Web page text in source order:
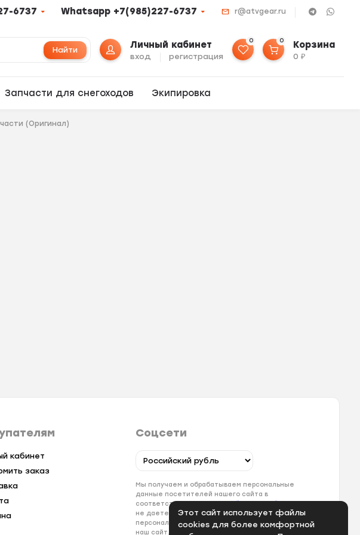
Этот сайт использует файлы
cookies для более комфортной
6737 Whatsapp +7(985)227-6737 r@atvgear.ru
Найти Личный кабинет
вход регистрация
0 0 Корзина
0₽
Запчасти для снегоходов Экипировка
(Оригинал)
кабинет
заказ
Соцсети
Мы получаем и обрабатываем персональные
данные посетителей нашего сайта в
соответствии софициальной политикой. Если вы
не даете согласия на обработку своих
персональных данных, вам необходимо покинуть
наш сайт.